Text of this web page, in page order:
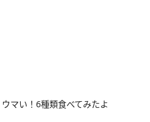
マい！6種類食べてみたよ